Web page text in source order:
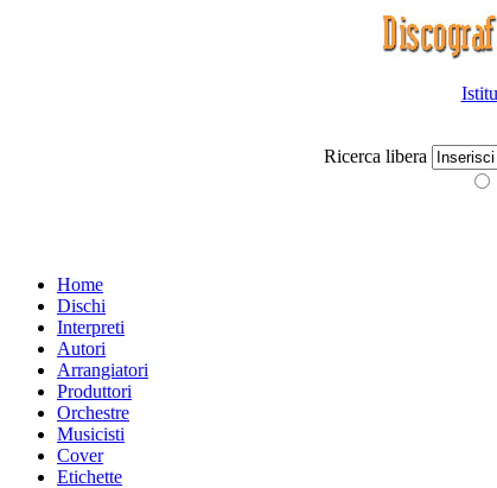
Ricerca libera
Home
Dischi
Interpreti
Autori
Arrangiatori
Produttori
Orchestre
Musicisti
Cover
Etichette